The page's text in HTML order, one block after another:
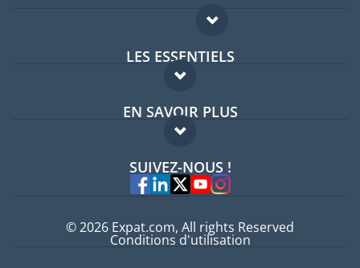
LES ESSENTIELS
Forum expatriés
Guides pays
EN SAVOIR PLUS
FAQ
Experts
SUIVEZ-NOUS !
© 2026 Expat.com, All rights Reserved
Conditions d'utilisation